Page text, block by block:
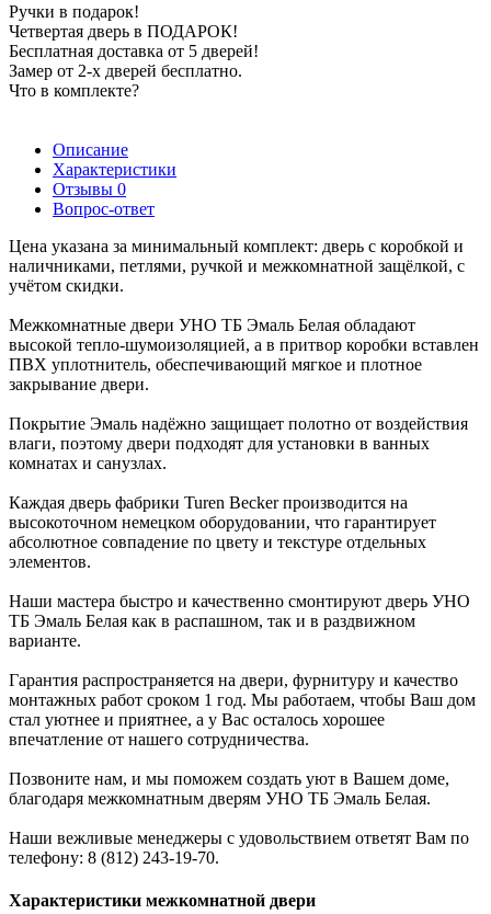
Ручки в подарок!
Четвертая дверь в ПОДАРОК!
Бесплатная доставка от 5 дверей!
Замер от 2-х дверей бесплатно.
Что в комплекте?
Описание
Характеристики
Отзывы 0
Вопрос-ответ
Цена указана за минимальный комплект: дверь с коробкой и
наличниками, петлями, ручкой и межкомнатной защёлкой, с
учётом скидки.
Межкомнатные двери УНО ТБ Эмаль Белая обладают
высокой тепло-шумоизоляцией, а в притвор коробки вставлен
ПВХ уплотнитель, обеспечивающий мягкое и плотное
закрывание двери.
Покрытие Эмаль надёжно защищает полотно от воздействия
влаги, поэтому двери подходят для установки в ванных
комнатах и санузлах.
Каждая дверь фабрики Turen Becker производится на
высокоточном немецком оборудовании, что гарантирует
абсолютное совпадение по цвету и текстуре отдельных
элементов.
Наши мастера быстро и качественно смонтируют дверь УНО
ТБ Эмаль Белая как в распашном, так и в раздвижном
варианте.
Гарантия распространяется на двери, фурнитуру и качество
монтажных работ сроком 1 год. Мы работаем, чтобы Ваш дом
стал уютнее и приятнее, а у Вас осталось хорошее
впечатление от нашего сотрудничества.
Позвоните нам, и мы поможем создать уют в Вашем доме,
благодаря межкомнатным дверям УНО ТБ Эмаль Белая.
Наши вежливые менеджеры с удовольствием ответят Вам по
телефону: 8 (812) 243-19-70.
Характеристики межкомнатной двери